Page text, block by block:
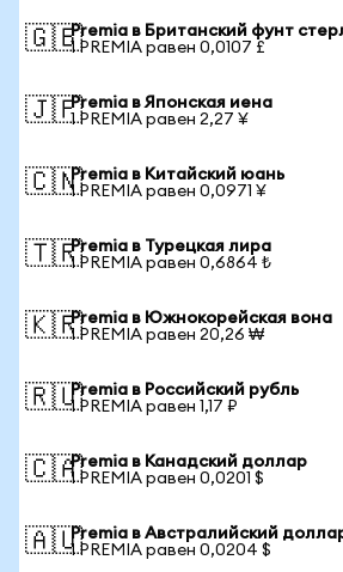
🇬🇧Premia в Британский фунт
1 PREMIA равен 0,0107 £
🇯🇵Premia в Японская иена
1 PREMIA равен 2,27 ¥
🇨🇳Premia в Китайский юань
1 PREMIA равен 0,0971 ¥
🇹🇷Premia в Турецкая лира
1 PREMIA равен 0,6864 ₺
🇰🇷Premia в Южнокорейская вона
1 PREMIA равен 20,26 ₩
🇷🇺Premia в Российский рубль
1 PREMIA равен 1,17 ₽
🇨🇦Premia в Канадский доллар
1 PREMIA равен 0,0201 $
🇦🇺Premia в Австралийский
1 PREMIA равен 0,0204 $